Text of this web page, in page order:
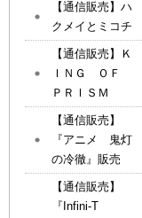
【通信販売】ハ
クメイとミコチ
【通信販売】Ｋ
ＩＮＧ ＯＦ
ＰＲＩＳＭ
【通信販売】
『アニメ 鬼灯
の冷徹』販売
【通信販売】
『Infini-T